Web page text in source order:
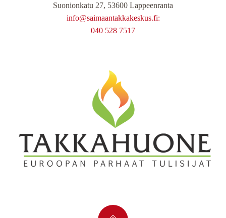
Suonionkatu 27, 53600 Lappeenranta
info@saimaantakkakeskus.fi:
040 528 7517